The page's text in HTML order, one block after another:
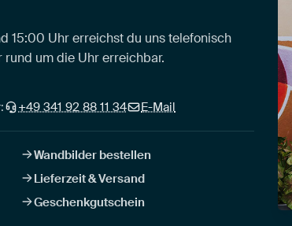
15:00 Uhr erreichst du uns telefonisch
um die Uhr erreichbar.
+49 341 92 88 11 34 E-Mail
Wandbilder bestellen
Lieferzeit & Versand
Geschenkgutschein